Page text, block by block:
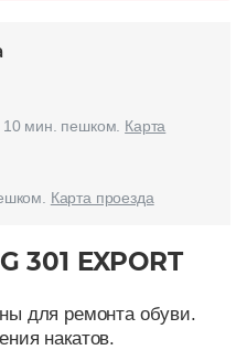
10 мин. пешком. Карта
Карта проезда
301 EXPORT
для ремонта обуви.
накатов.